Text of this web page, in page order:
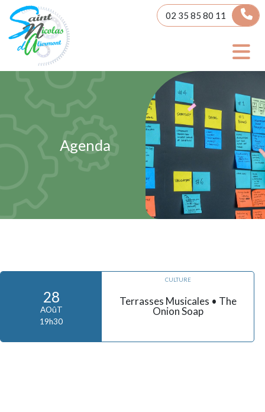
02 35 85 80 11
Agenda
28
AOûT
19h30
CULTURE
Terrasses Musicales • The
Onion Soap
Panneau de gestion des cookies